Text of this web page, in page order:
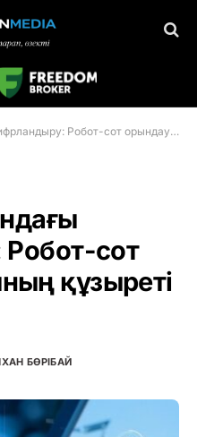
Робот-сот орындаушысының құзыреті кеңейіп
сот
құзыреті
БӨРІБАЙ